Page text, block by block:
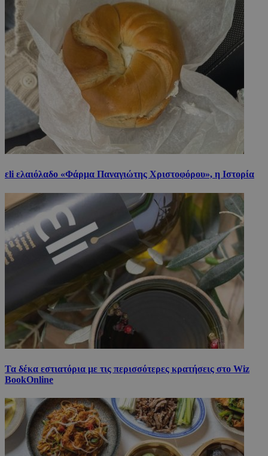
εli ελαιόλαδο «Φάρμα Παναγιώτης Χριστοφόρου», η Ιστορία
Τα δέκα εστιατόρια με τις περισσότερες κρατήσεις στο Wiz
BookOnline